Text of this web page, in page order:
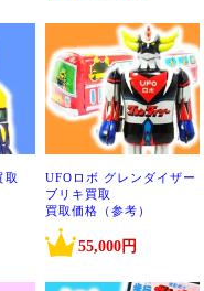
取
UFOロボ グレンダイザー
ブリキ買取
買取価格（参考）
55,000円